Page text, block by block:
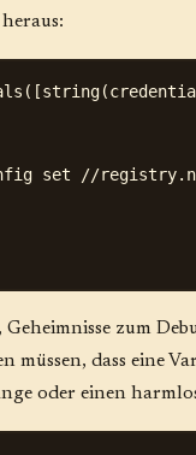
set //
Geheimnisse zum
müssen, dass eine
oder einen